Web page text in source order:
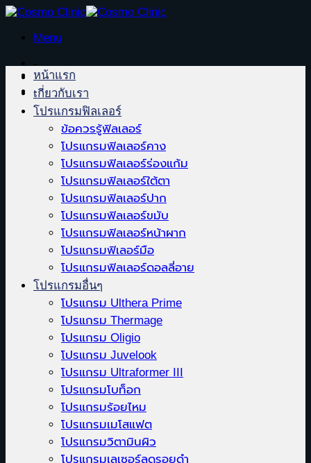
Skip
contentMenu
-
-
หน้าแรก
เกี่ยวกับเรา
โปรแกรมฟิลเลอร์
ข้อควรรู้ฟิลเลอร์
โปรแกรมฟิลเลอร์คาง
โปรแกรมฟิลเลอร์ร่องแก้ม
โปรแกรมฟิลเลอร์ใต้ตา
โปรแกรมฟิลเลอร์ปาก
โปรแกรมฟิลเลอร์ขมับ
โปรแกรมฟิลเลอร์หน้าผาก
โปรแกรมฟิเลอร์มือ
โปรแกรมฟิลเลอร์ดอลลี่อาย
โปรแกรมอื่นๆ
โปรแกรม Ulthera Prime
โปรแกรม Thermage
โปรแกรม Oligio
โปรแกรม Juvelook
โปรแกรม Ultraformer III
โปรแกรมโบท็อก
โปรแกรมร้อยไหม
โปรแกรมเมโสแฟต
โปรแกรมวิตามินผิว
โปรแกรมเลเซอร์ลดรอยดำ